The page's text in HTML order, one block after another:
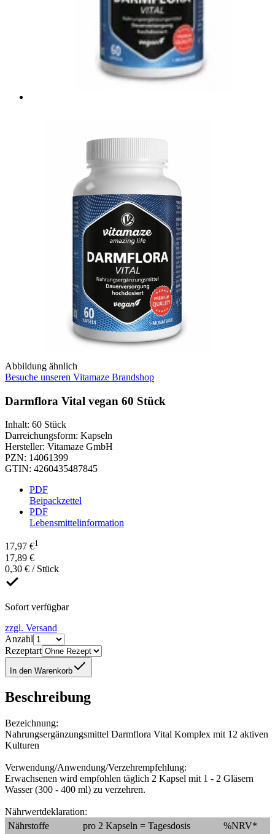
Abbildung ähnlich
Besuche unseren Vitamaze Brandshop
Darmflora Vital vegan 60 Stück
Inhalt: 60 Stück
Darreichungsform: Kapseln
Hersteller: Vitamaze GmbH
PZN: 14061399
GTIN: 4260435487845
PDF
Beipackzettel
PDF
Lebensmittelinformation
17,97 €1
17,89 €
0,30 € / Stück
Sofort verfügbar
zzgl. Versand
Anzahl
Rezeptart
In den Warenkorb
Beschreibung
Bezeichnung:
Nahrungsergänzungsmittel Darmflora Vital Komplex mit 12 aktiven
Kulturen
Verwendung/Anwendung/Verzehrempfehlung:
Erwachsenen wird empfohlen täglich 2 Kapsel mit 1 - 2 Gläsern
Wasser (300 - 400 ml) zu verzehren.
Nährwertdeklaration:
Nährstoffe
pro 2 Kapseln = Tagesdosis %NRV*